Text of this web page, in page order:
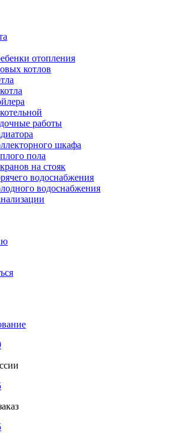
отопления
котлов
работы
шкафа
пола
на стояк
водоснабжения
водоснабжения